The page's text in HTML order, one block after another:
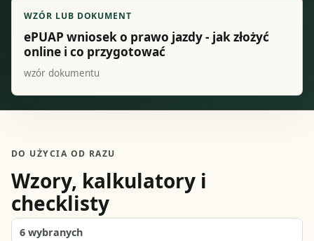
WZÓR LUB DOKUMENT
ePUAP wniosek o prawo jazdy - jak złożyć
online i co przygotować
wzór dokumentu
DO UŻYCIA OD RAZU
Wzory, kalkulatory i
checklisty
6 wybranych